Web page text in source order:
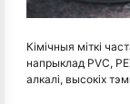
Кімічныя міткі
напрыклад PVC,
алкалі, высокіх